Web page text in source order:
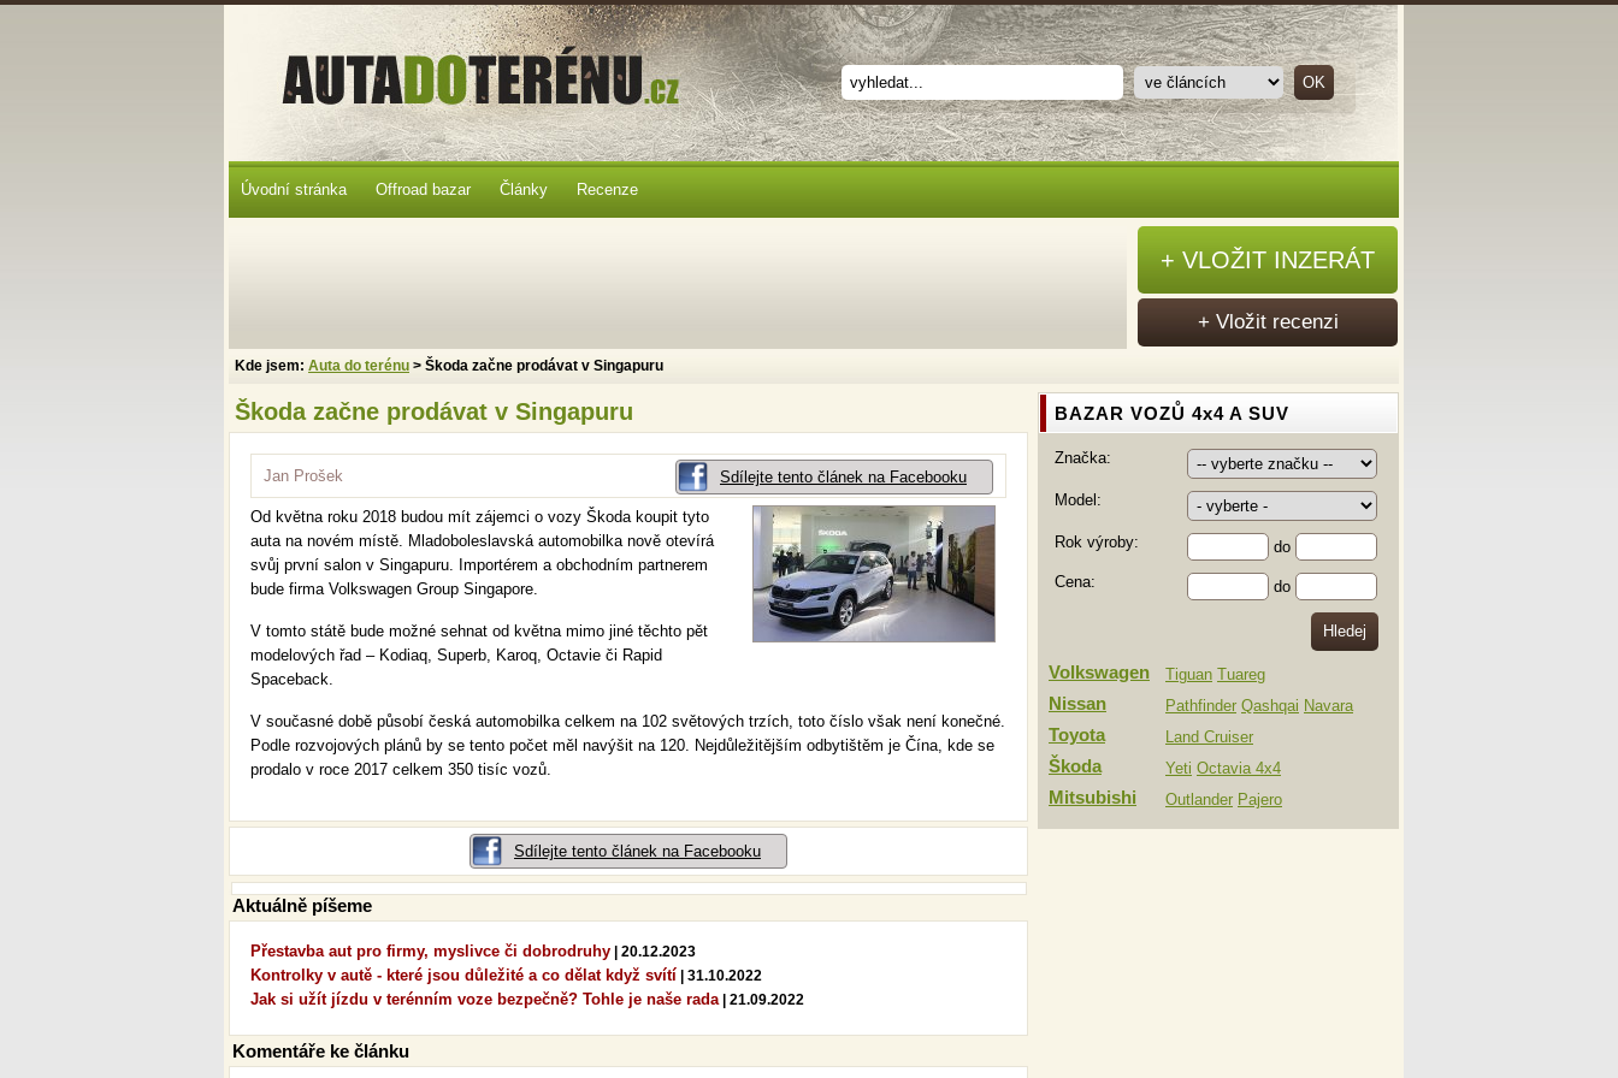
Škoda začne prodávat v Singapuru
Sdílejte tento článek na Facebooku
Jan Prošek
Od května roku 2018 budou mít zájemci o vozy Škoda koupit tyto
auta na novém místě. Mladoboleslavská automobilka nově otevírá
svůj první salon v Singapuru. Importérem a obchodním partnerem
bude firma Volkswagen Group Singapore.
V tomto státě bude možné sehnat od května mimo jiné těchto pět
modelových řad – Kodiaq, Superb, Karoq, Octavie či Rapid
Spaceback.
V současné době působí česká automobilka celkem na 102 světových trzích, toto číslo však není konečné.
Podle rozvojových plánů by se tento počet měl navýšit na 120. Nejdůležitějším odbytištěm je Čína, kde se
prodalo v roce 2017 celkem 350 tisíc vozů.
Sdílejte tento článek na Facebooku
Aktuálně píšeme
Přestavba aut pro firmy, myslivce či dobrodruhy | 20.12.2023
Kontrolky v autě - které jsou důležité a co dělat když svítí | 31.10.2022
Jak si užít jízdu v terénním voze bezpečně? Tohle je naše rada| 21.09.2022
Komentáře ke článku
BAZAR VOZŮ 4x4 A SUV
Značka:
Model:
Rok výroby:
do
Cena:
do
Volkswagen Tiguan Tuareg
Nissan Pathfinder Qashqai Navara
Toyota Land Cruiser
Škoda Yeti Octavia 4x4
Mitsubishi Outlander Pajero
Úvodní stránka Offroad bazar Články Recenze
Kde jsem: Auta do terénu > Škoda začne prodávat v Singapuru
+ VLOŽIT INZERÁT
+ Vložit recenzi